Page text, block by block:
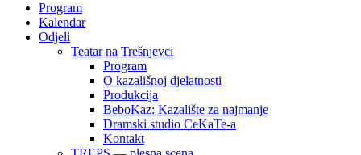
Program
Kalendar
Odjeli
Teatar na Trešnjevci
Program
O kazališnoj djelatnosti
Produkcija
BeboKaz: Kazalište za najmanje
Dramski studio CeKaTe-a
Kontakt